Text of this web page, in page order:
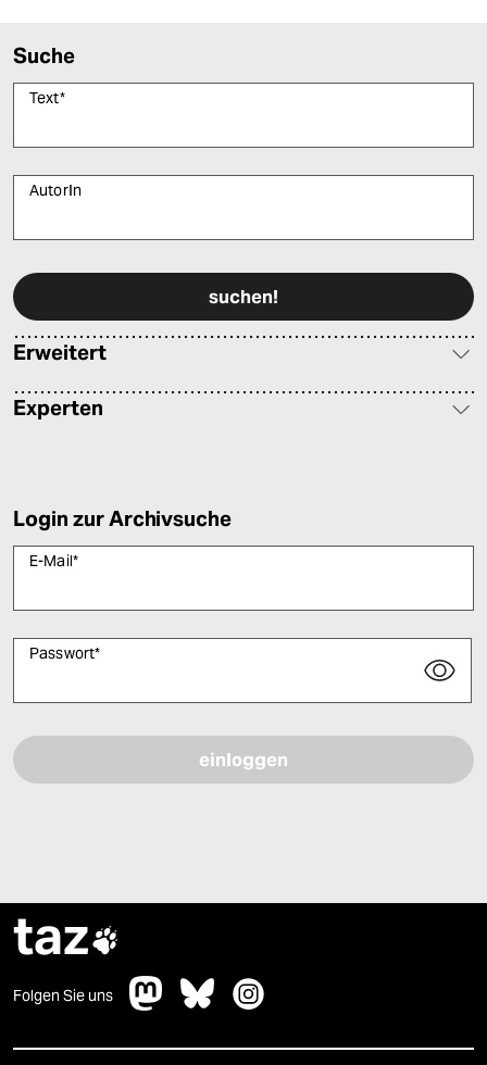
Suche
Text*
AutorIn
Erweitert
Experten
Login zur Archivsuche
E-Mail*
Passwort*
taz
Folgen Sie uns